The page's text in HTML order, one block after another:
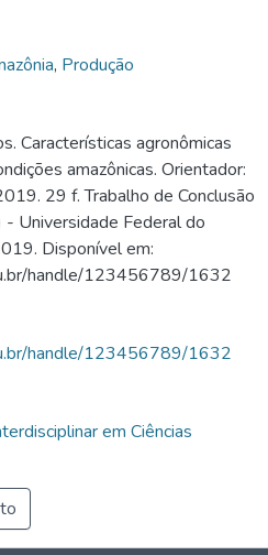
, Produção
Características agronômicas
amazônicas. Orientador:
29 f. Trabalho de Conclusão
- Universidade Federal do
Disponível em:
handle/123456789/1632
handle/123456789/1632
em Ciências